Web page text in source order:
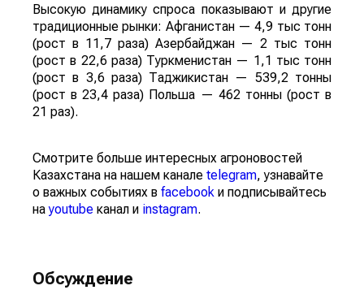
Высокую динамику спроса показывают и другие
традиционные рынки: Афганистан — 4,9 тыс тонн
(рост в 11,7 раза) Азербайджан — 2 тыс тонн
(рост в 22,6 раза) Туркменистан — 1,1 тыс тонн
(рост в 3,6 раза) Таджикистан — 539,2 тонны
(рост в 23,4 раза) Польша — 462 тонны (рост в
21 раз).
Смотрите больше интересных агроновостей
Казахстана на нашем канале telegram, узнавайте
о важных событиях в facebook и подписывайтесь
наyoutube канал и instagram.
Обсуждение